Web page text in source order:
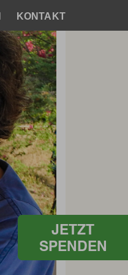
KONTAKT
JETZT
SPENDEN